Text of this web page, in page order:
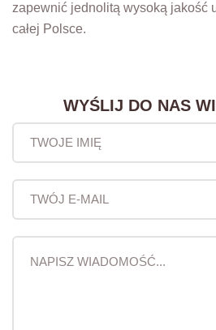
zapewnić jednolitą wysoką jakość
całej Polsce.
WYŚLIJ DO NAS